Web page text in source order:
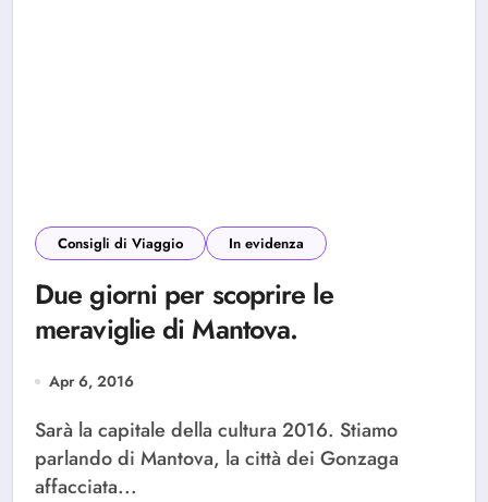
Consigli di Viaggio In evidenza
Due giorni per scoprire le
meraviglie di Mantova.
Apr 6, 2016
Sarà la capitale della cultura 2016. Stiamo
parlando di Mantova, la città dei Gonzaga
affacciata...